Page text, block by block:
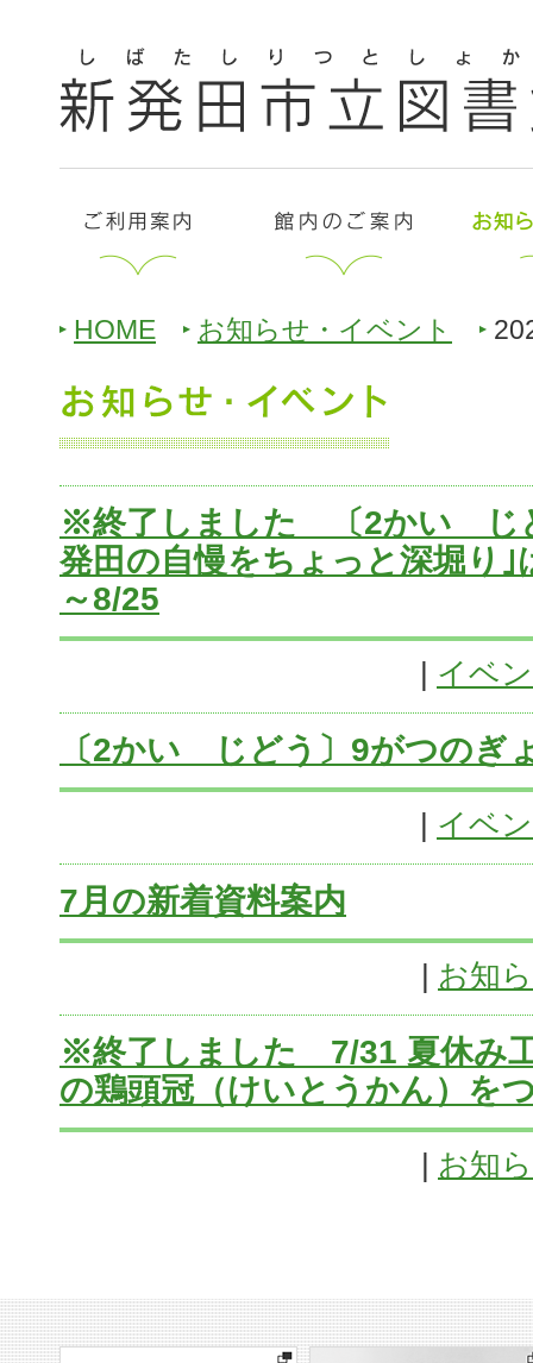
HOME お知らせ・イベント
※終了しました 〔2かい じ
発田の自慢をちょっと深堀り
～8/25
イベ
〔2かい じどう〕9がつのぎ
イベ
7月の新着資料案内
お知
※終了しました 7/31 夏休み
の鶏頭冠（けいとうかん）を
お知